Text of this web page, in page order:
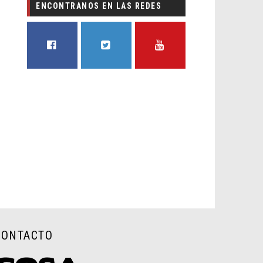
ENCONTRANOS EN LAS REDES